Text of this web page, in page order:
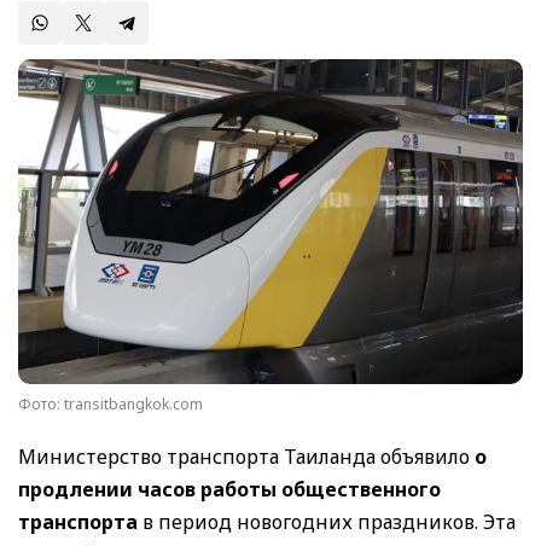
Фото: transitbangkok.com
Министерство транспорта Таиланда объявило о
продлении часов работы общественного
транспорта в период новогодних праздников. Эта